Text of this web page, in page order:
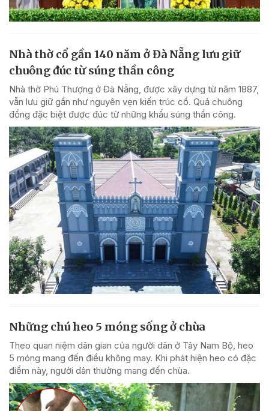
Nhà thờ cổ gần 140 năm ở Đà Nẵng lưu giữ
chuông đúc từ súng thần công
Nhà thờ Phú Thượng ở Đà Nẵng, được xây dựng từ năm 1887,
vẫn lưu giữ gần như nguyên vẹn kiến trúc cổ. Quả chuông
đồng đặc biệt được đúc từ những khẩu súng thần công.
Những chú heo 5 móng sống ở chùa
Theo quan niệm dân gian của người dân ở Tây Nam Bộ, heo
5 móng mang đến điều không may. Khi phát hiện heo có đặc
điểm này, người dân thường mang đến chùa.